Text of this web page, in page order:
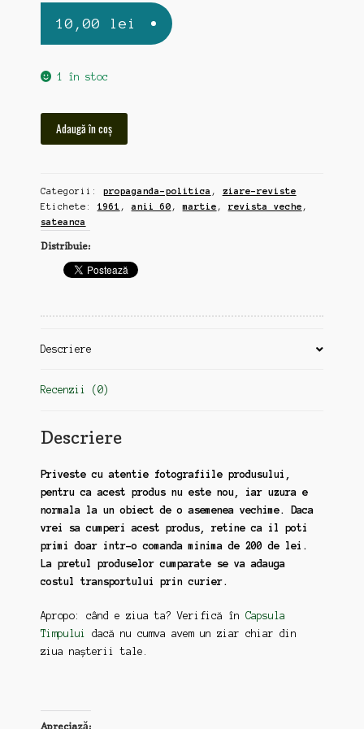
10,00 lei
1 în stoc
Sateanca,
martie,
1961
Adaugă în coș
Categorii: propaganda-politica , ziare-reviste
Etichete: 1961 ,anii 60 ,martie , revista veche ,
sateanca
Distribuie:
Descriere
Recenzii (0)
Descriere
Priveste cu atentie fotografiile produsului,
pentru ca acest produs nu este nou, iar uzura e
normala la un obiect de o asemenea vechime. Daca
vrei sa cumperi acest produs, retine ca il poti
primi doar intr-o comanda minima de 200 de lei.
La pretul produselor cumparate se va adauga
costul transportului prin curier.
Apropo: când e ziua ta? Verifică în Capsula
Timpului
dacă nu cumva avem un ziar chiar din
ziua nașterii tale.
Apreciază: